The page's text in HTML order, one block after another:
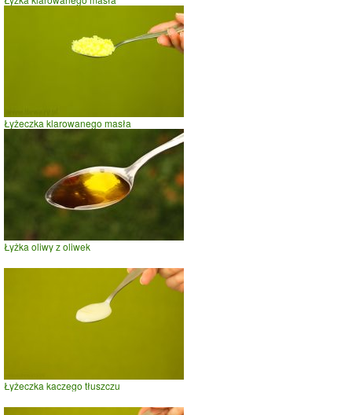
Łyżeczka klarowanego masła
Łyżka oliwy z oliwek
Łyżeczka kaczego tłuszczu